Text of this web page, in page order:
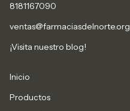
8181167090
ventas@farmaciasdelnorte.org
¡Visita nuestro blog!
Inicio
Productos